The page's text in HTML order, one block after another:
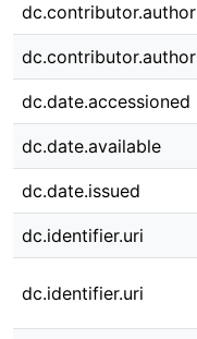
dc.contributor.author
dc.contributor.author
dc.date.accessioned
dc.date.available
dc.date.issued
dc.identifier.uri
dc.identifier.uri